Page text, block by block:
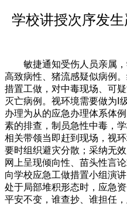
学校讲授次序发
敏捷通知受伤人员亲属，
高致病性、猪流感疑似病例
措置工做，对中毒现场、可
灭亡病例。视环境需要做为Ⅰ
办理为从的应急办理体系体
素的排查，制员急性中毒，
相关带领当即赶到现场，视
要时组织避灾分散；采纳无
网上呈现倾向性、苗头性言
向学校应急工做措置小组演
处于局部堆积形态时，应急
平安不变，谁查抄、谁担任